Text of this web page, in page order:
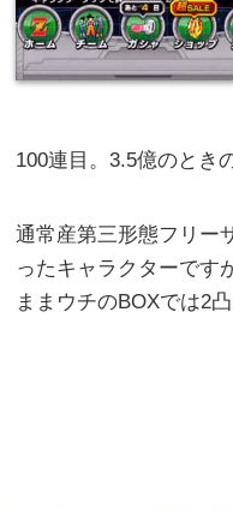
100連目。3.5億のとき
通常産第三形態フリー
ったキャラクターです
ままウチのBOXでは2